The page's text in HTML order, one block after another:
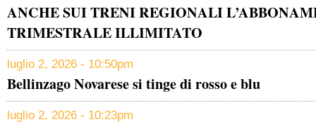
ANCHE SUI TRENI REGIONALI
TRIMESTRALE ILLIMITATO
luglio 2, 2026 - 10:50pm
Bellinzago Novarese si tinge di rosso e blu
luglio 2, 2026 - 10:23pm